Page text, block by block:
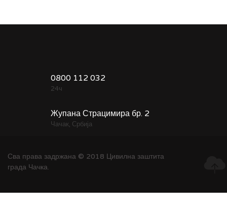
0800 112 032
24ч
Жупана Страцимира бр. 2
Чачак, Србија
Сва права задржана © 2018 Цивилна заштита
града Чачка.